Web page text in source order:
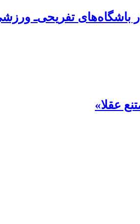
باشگاه‌های تفریحی‌ـ
عقلا»‏